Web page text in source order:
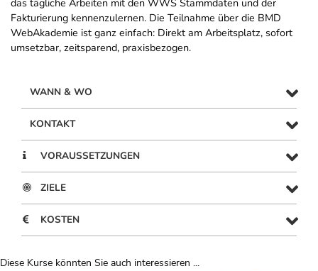
das tägliche Arbeiten mit den WWS Stammdaten und der
Fakturierung kennenzulernen. Die Teilnahme über die BMD
WebAkademie ist ganz einfach: Direkt am Arbeitsplatz, sofort
umsetzbar, zeitsparend, praxisbezogen.
WANN & WO
KONTAKT
VORAUSSETZUNGEN
ZIELE
KOSTEN
Diese Kurse könnten Sie auch interessieren ...